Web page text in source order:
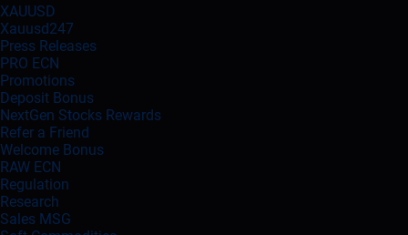
XAUUSD
Xauusd247
Press Releases
PRO ECN
Promotions
Deposit Bonus
NextGen Stocks Rewards
Refer a Friend
Welcome Bonus
RAW ECN
Regulation
Research
Sales MSG